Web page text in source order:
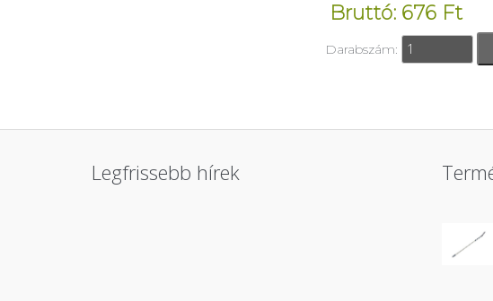
Bruttó: 676 Ft
Darabszám:
Legfrissebb hírek